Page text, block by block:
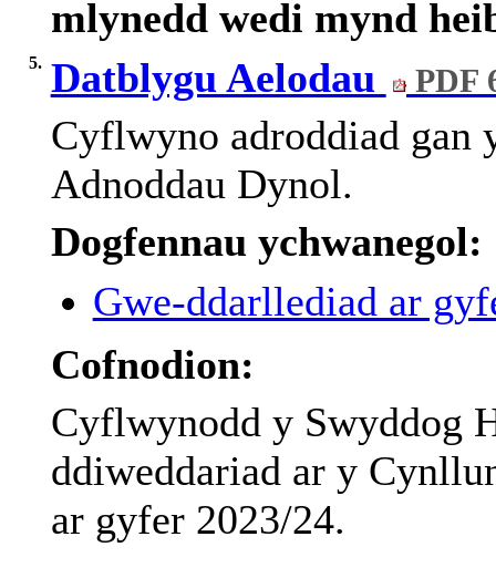
mlynedd wedi mynd
5. Datblygu Aelodau PDF
Cyflwyno adroddiad gan
Adnoddau Dynol.
Dogfennau ychwanegol:
Gwe-ddarllediad ar
Cofnodion:
Cyflwynodd y Swyddog
ddiweddariad ary
ar gyfer2023/24.